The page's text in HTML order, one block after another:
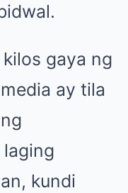
gaya ng
ay tila
kundi